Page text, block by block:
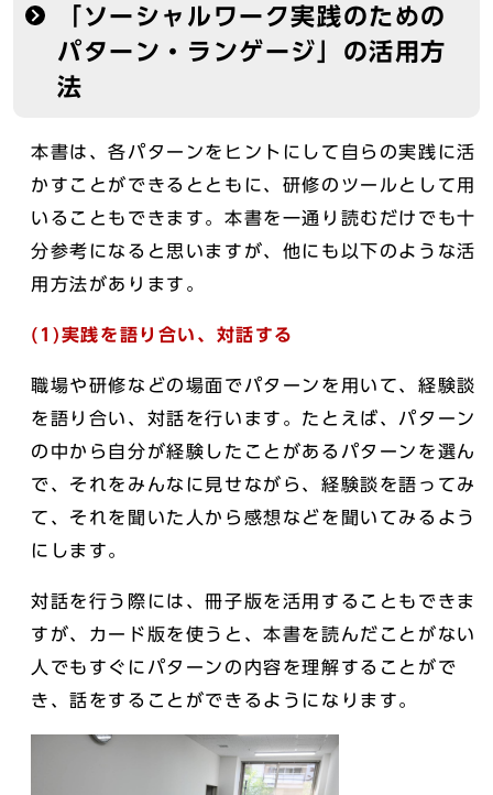
「ソーシャルワーク実践のための
パターン・ランゲージ」の活用方
法
本書は、各パターンをヒントにして自らの実践に活
かすことができるとともに、研修のツールとして用
いることもできます。本書を一通り読むだけでも十
分参考になると思いますが、他にも以下のような活
用方法があります。
(1)実践を語り合い、対話する
職場や研修などの場面でパターンを用いて、経験談
を語り合い、対話を行います。たとえば、パターン
の中から自分が経験したことがあるパターンを選ん
で、それをみんなに見せながら、経験談を語ってみ
て、それを聞いた人から感想などを聞いてみるよう
にします。
対話を行う際には、冊子版を活用することもできま
すが、カード版を使うと、本書を読んだことがない
人でもすぐにパターンの内容を理解することがで
き、話をすることができるようになります。